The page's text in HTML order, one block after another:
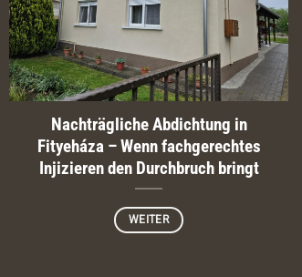
Nachträgliche Abdichtung in
Fityeháza – Wenn fachgerechtes
Injizieren den Durchbruch bringt
WEITER